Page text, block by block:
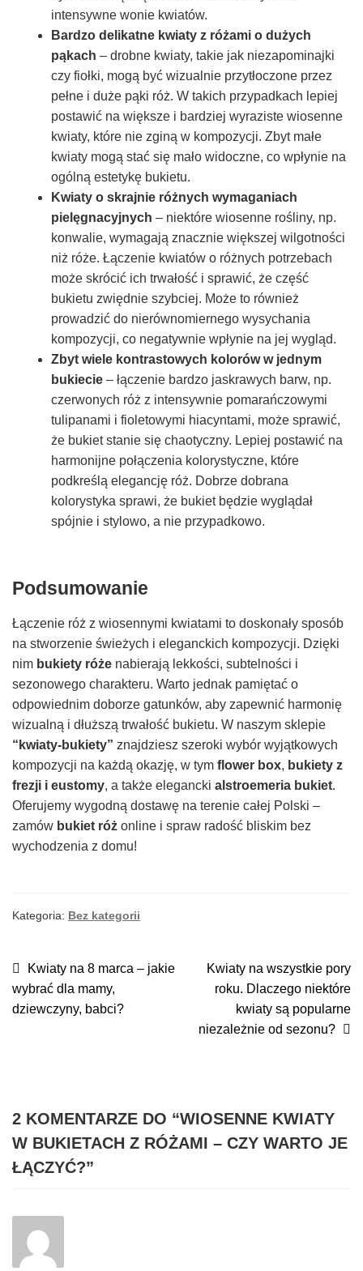
intensywne wonie kwiatów.
Bardzo delikatne kwiaty z różami o dużych
pąkach – drobne kwiaty, takie jak niezapominajki
czy fiołki, mogą być wizualnie przytłoczone przez
pełne i duże pąki róż. W takich przypadkach lepiej
postawić na większe i bardziej wyraziste wiosenne
kwiaty, które nie zginą w kompozycji. Zbyt małe
kwiaty mogą stać się mało widoczne, co wpłynie na
ogólną estetykę bukietu.
Kwiaty o skrajnie różnych wymaganiach
pielęgnacyjnych – niektóre wiosenne rośliny, np.
konwalie, wymagają znacznie większej wilgotności
niż róże. Łączenie kwiatów o różnych potrzebach
może skrócić ich trwałość i sprawić, że część
bukietu zwiędnie szybciej. Może to również
prowadzić do nierównomiernego wysychania
kompozycji, co negatywnie wpłynie na jej wygląd.
Zbyt wiele kontrastowych kolorów w jednym
bukiecie – łączenie bardzo jaskrawych barw, np.
czerwonych róż z intensywnie pomarańczowymi
tulipanami i fioletowymi hiacyntami, może sprawić,
że bukiet stanie się chaotyczny. Lepiej postawić na
harmonijne połączenia kolorystyczne, które
podkreślą elegancję róż. Dobrze dobrana
kolorystyka sprawi, że bukiet będzie wyglądał
spójnie i stylowo, a nie przypadkowo.
Podsumowanie
Łączenie róż z wiosennymi kwiatami to doskonały sposób
na stworzenie świeżych i eleganckich kompozycji. Dzięki
nim bukiety róże nabierają lekkości, subtelności i
sezonowego charakteru. Warto jednak pamiętać o
odpowiednim doborze gatunków, aby zapewnić harmonię
wizualną i dłuższą trwałość bukietu. W naszym sklepie
“kwiaty-bukiety” znajdziesz szeroki wybór wyjątkowych
kompozycji na każdą okazję, w tym flower box, bukiety z
frezji i eustomy, a także elegancki alstroemeria bukiet.
Oferujemy wygodną dostawę na terenie całej Polski –
zamów bukiet róż online i spraw radość bliskim bez
wychodzenia z domu!
Kategoria: Bez kategorii
NAWIGACJA
WPISU
Poprzedni
wpis:
Kwiaty na 8 marca – jakie
wybrać dla mamy,
dziewczyny, babci?
Następny
wpis:
Kwiaty na wszystkie pory
roku. Dlaczego niektóre
kwiaty są popularne
niezależnie od sezonu?
2 KOMENTARZE DO “WIOSENNE KWIATY
W BUKIETACH Z RÓŻAMI – CZY WARTO JE
ŁĄCZYĆ?”